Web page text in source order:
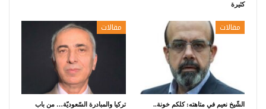
كثيرة
مقالات
الشّيخ نعيم في متاهته: كلكم خونة..
مقالات
تركيا والمبادرة السّعوديّة… من باب